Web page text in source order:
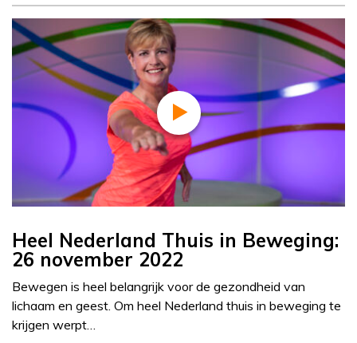
Heel Nederland Thuis in Beweging:
26 november 2022
Bewegen is heel belangrijk voor de gezondheid van
lichaam en geest. Om heel Nederland thuis in beweging te
krijgen werpt…